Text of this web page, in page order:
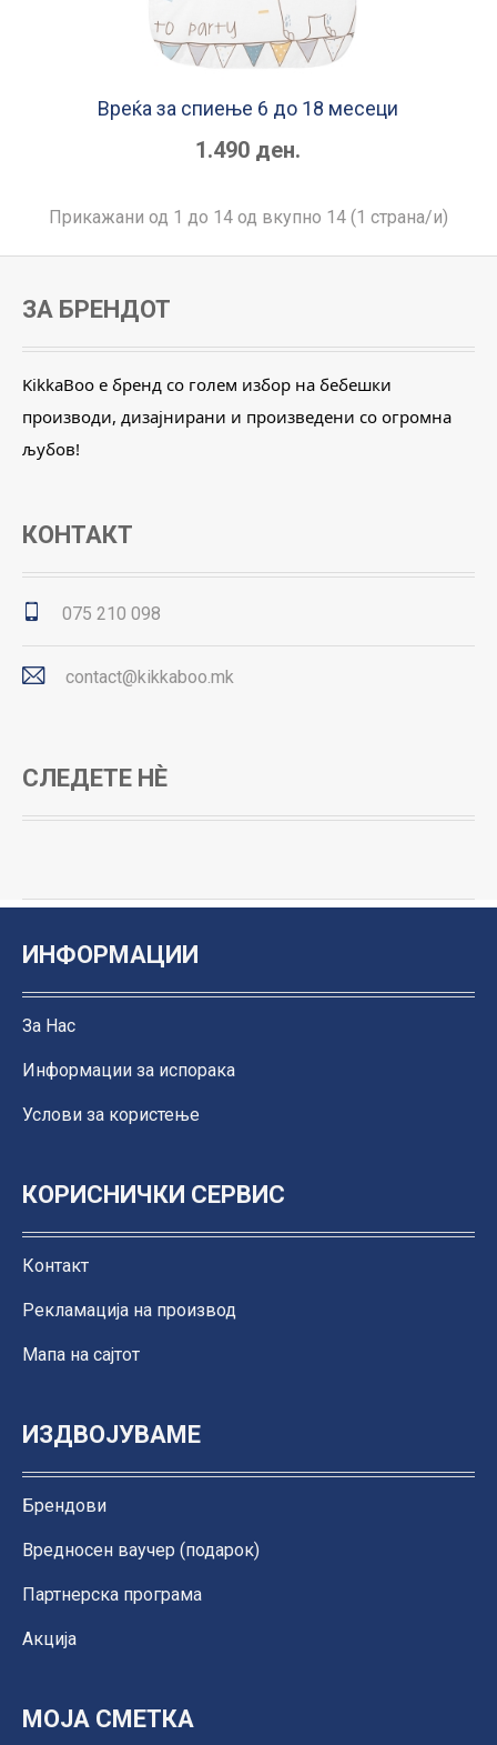
Вреќа за спиење 6 до 18 месеци
1.490 ден.
Прикажани од 1 до 14 од вкупно 14 (1 страна/и)
ЗА БРЕНДОТ
KikkaBoo е бренд со голем избор на бебешки
производи, дизајнирани и произведени со огромна
љубов!
КОНТАКТ
075 210 098
contact@kikkaboo.mk
СЛЕДЕТЕ НЀ
ИНФОРМАЦИИ
За Нас
Информации за испорака
Услови за користење
КОРИСНИЧКИ СЕРВИС
Контакт
Рекламација на производ
Мапа на сајтот
ИЗДВОЈУВАМЕ
Брендови
Вредносен ваучер (подарок)
Партнерска програма
Акција
МОЈА СМЕТКА